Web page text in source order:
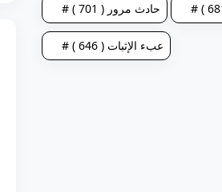
# حادث مرور ( 701 )
# عبء الإثبات ( 646 )